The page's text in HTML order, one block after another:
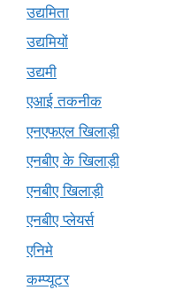
उद्यमिता
उद्यमियों
उद्यमी
एआई तकनीक
एनएफएल खिलाड़ी
एनबीए के खिलाड़ी
एनबीए खिलाड़ी
एनबीए प्लेयर्स
एनिमे
कम्प्यूटर